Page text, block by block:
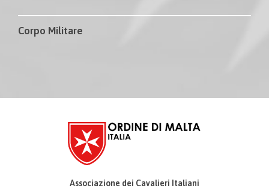
Corpo Militare
Associazione dei Cavalieri Italiani